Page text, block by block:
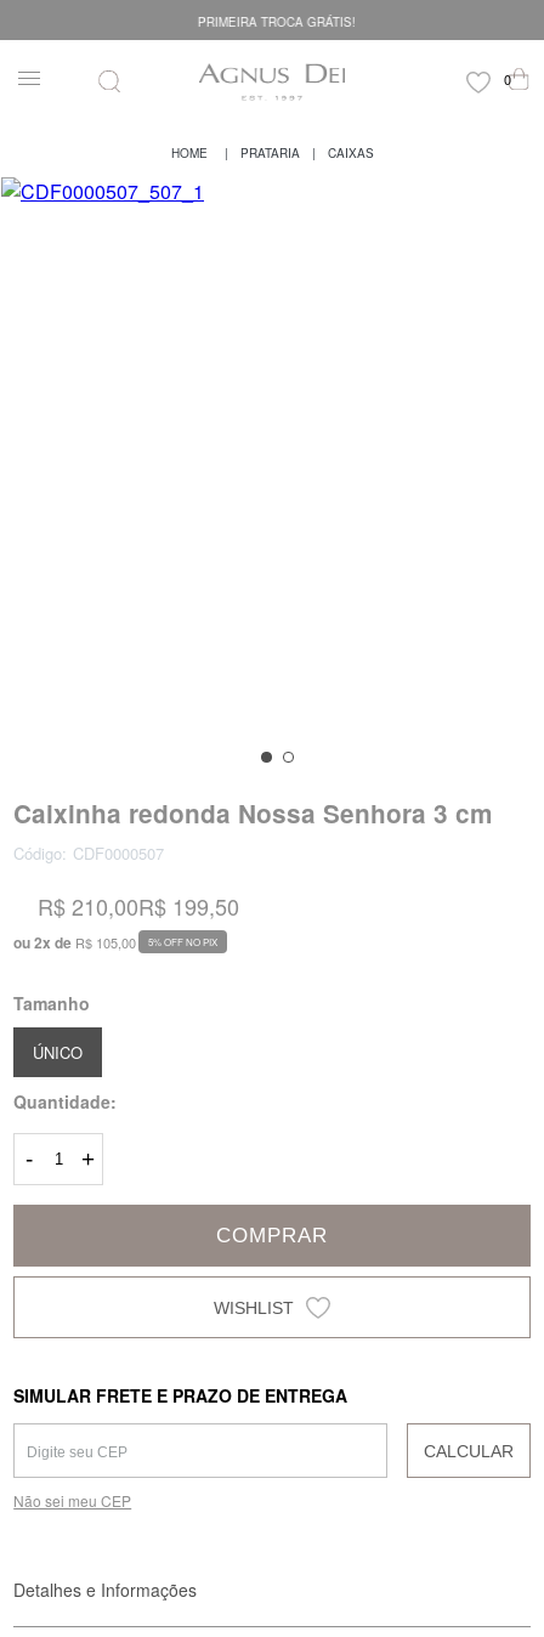
PRIMEIRA TROCA GRÁTIS!
PRATARIA CAIXAS
Caixinha redonda Nossa Senhora 3 cm
Código: CDF0000507
R$ 210,00
ou2x de R$ 105,00
R$ 199,50
5% OFF NO PIX
Tamanho
ÚNICO
Quantidade:
- +
COMPRAR
SIMULAR FRETE E PRAZO DE ENTREGA
CALCULAR
Não sei meu CEP
Detalhes e Informações